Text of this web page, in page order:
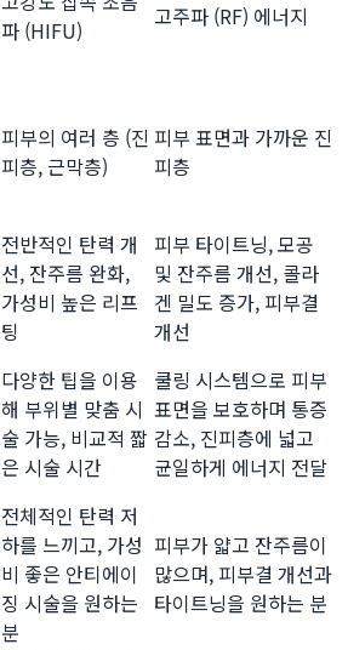
파 (HIFU)
고주파 (RF) 에너지
피부의 여러 층 (진
피층, 근막층)
피부 표면과 가까운 진
피층
전반적인 탄력 개
선, 잔주름 완화,
가성비 높은 리프
팅
피부 타이트닝, 모공
및 잔주름 개선, 콜라
겐 밀도 증가, 피부결
개선
다양한 팁을 이용
해 부위별 맞춤 시
술 가능, 비교적 짧
은 시술 시간
쿨링 시스템으로 피부
표면을 보호하며 통증
감소, 진피층에 넓고
균일하게 에너지 전달
전체적인 탄력 저
하를 느끼고, 가성
비 좋은 안티에이
징 시술을 원하는
분
피부가 얇고 잔주름이
많으며, 피부결 개선과
타이트닝을 원하는 분